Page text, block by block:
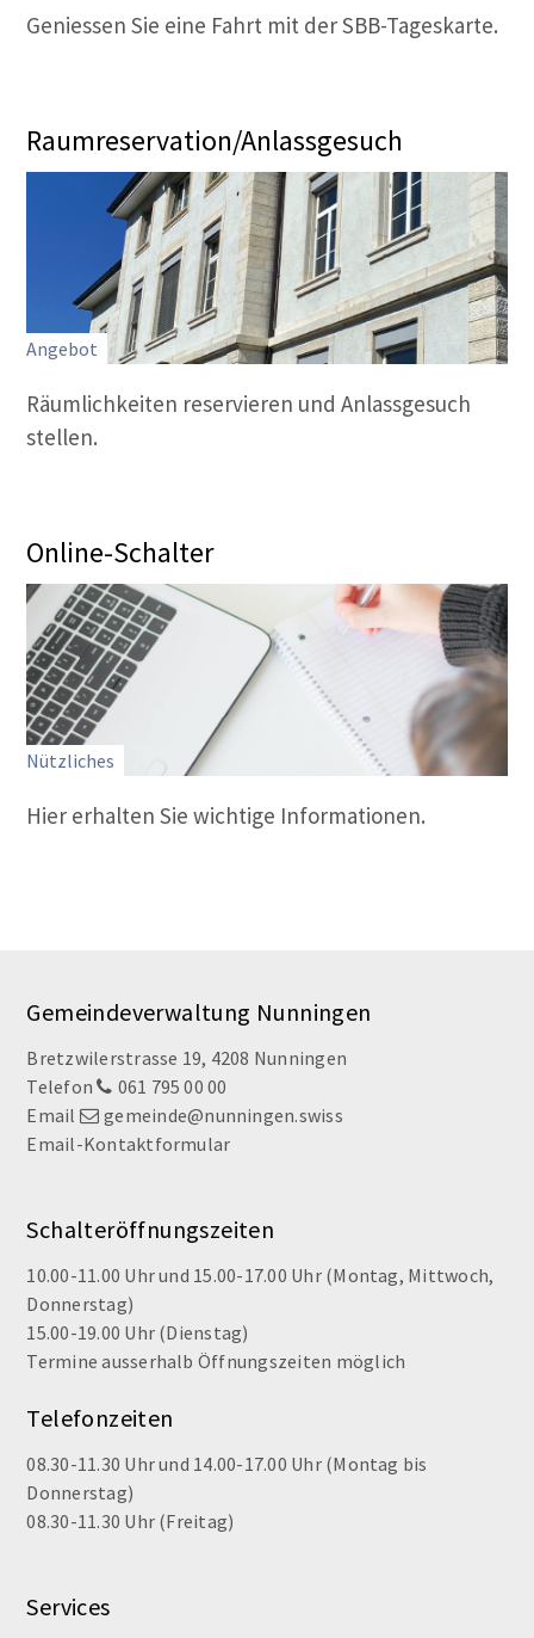
Geniessen Sie eine Fahrt mit der SBB-Tageskarte.
Raumreservation/Anlassgesuch
Angebot
Räumlichkeiten reservieren und Anlassgesuch
stellen.
Online-Schalter
Nützliches
Hier erhalten Sie wichtige Informationen.
Footer
Gemeindeverwaltung Nunningen
Bretzwilerstrasse 19, 4208 Nunningen
Telefon
061 795 00 00
Email
gemeinde@nunningen.swiss
Email-Kontaktformular
Schalteröffnungszeiten
10.00-11.00 Uhr und 15.00-17.00 Uhr (Montag, Mittwoch,
Donnerstag)
15.00-19.00 Uhr (Dienstag)
Termine ausserhalb Öffnungszeiten möglich
Telefonzeiten
08.30-11.30 Uhr und 14.00-17.00 Uhr (Montag bis
Donnerstag)
08.30-11.30 Uhr (Freitag)
Services